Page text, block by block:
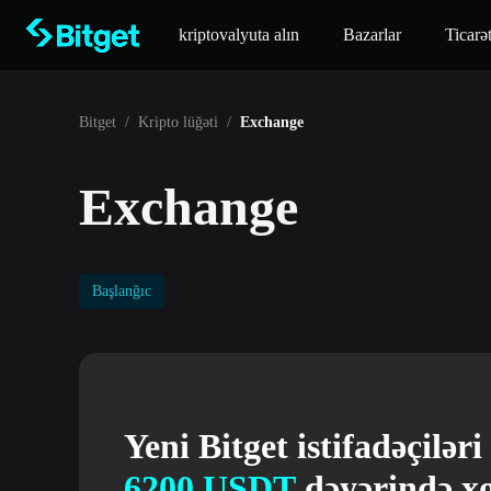
kriptovalyuta alın Bazarlar Ticarət
Bitget / Kripto lüğəti / Exchange
Exchange
Başlanğıc
Yeni Bitget istifadəçiləri